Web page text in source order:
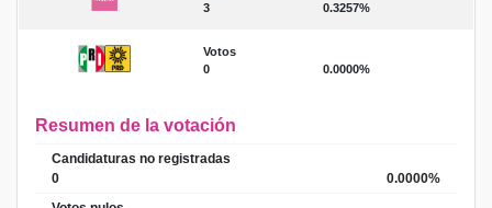
3
0.3257%
Votos
0
0.0000%
Resumen de la votación
Candidaturas no registradas
0
0.0000%